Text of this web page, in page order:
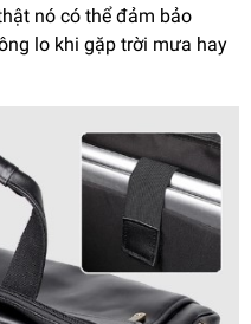
nó có thể đảm bảo
lo khi gặp trời mưa hay